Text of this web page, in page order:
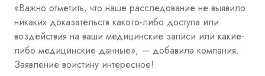
«Важно отметить, что наше расследование не выявило
никаких доказательств какого-либо доступа или
воздействия на ваши медицинские записи или какие-
либо медицинские данные», — добавила компания.
Заявление воистину интересное!